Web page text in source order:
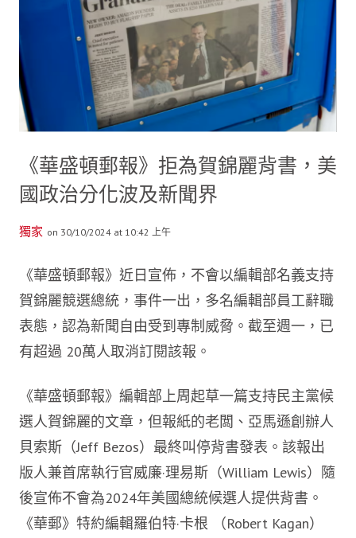
《華盛頓郵報》拒為賀錦麗背書，美
國政治分化波及新聞界
獨家 on 30/10/2024 at 10:42 上午
《華盛頓郵報》近日宣佈，不會以編輯部名義支持
賀錦麗競選總統，事件一出，多名編輯部員工辭職
表態，認為新聞自由受到專制威脅。截至週一，已
有超過 20萬人取消訂閱該報。
《華盛頓郵報》編輯部上周起草一篇支持民主黨候
選人賀錦麗的文章，但報紙的老闆、亞馬遜創辦人
貝索斯（Jeff Bezos）最終叫停背書發表。該報出
版人兼首席執行官威廉·理易斯（William Lewis）隨
後宣佈不會為2024年美國總統候選人提供背書。
《華郵》特約編輯羅伯特·卡根 （Robert Kagan）